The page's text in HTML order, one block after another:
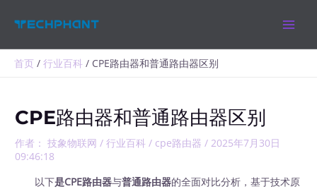
首页 行业百科 CPE路由器和普通路由器区别
CPE路由器和普通路由器区别
作者： 技象物联网/行业百科 / cpe路由器 /2025年7月30日
09:46:18
以下是CPE路由器与普通路由器的全面对比分析，基于技术原